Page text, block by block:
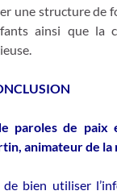
une structure de
ainsi que la
paroles de paix
animateur de
bien utiliser